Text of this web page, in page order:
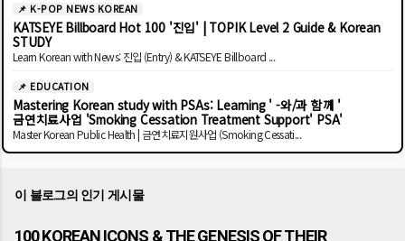
📌 K-POP NEWS KOREAN
KATSEYE Billboard Hot 100 '진입' | TOPIK Level 2 Guide & Korean
STUDY
Learn Korean with News: 진입 (Entry) & KATSEYE Billboard ...
📌 EDUCATION
Mastering Korean study with PSAs: Learning ' -와/과 함께 '
금연치료사업 'Smoking Cessation Treatment Support' PSA'
Master Korean Public Health | 금연치료지원사업 (Smoking Cessati...
이 블로그의 인기 게시물
100 KOREAN ICONS & THE GENESIS OF THEIR